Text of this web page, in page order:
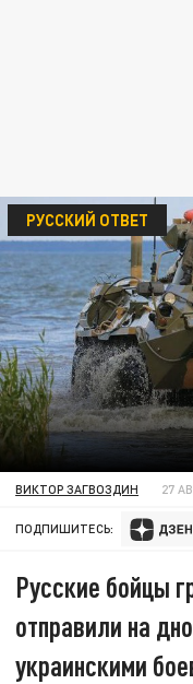
РУССКИЙ ОТВЕТ
ВИКТОР ЗАГВОЗДИН 27
ПОДПИШИТЕСЬ:
Русские бойцы
отправили на
украинскими